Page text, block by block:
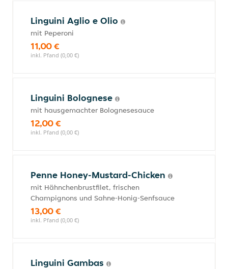
Linguini Aglio e Olio
mit Peperoni
11,00 €
inkl. Pfand (0,00 €)
Linguini Bolognese
mit hausgemachter Bolognesesauce
12,00 €
inkl. Pfand (0,00 €)
Penne Honey-Mustard-Chicken
mit Hähnchenbrustfilet, frischen
Champignons und Sahne-Honig-Senfsauce
13,00 €
inkl. Pfand (0,00 €)
Linguini Gambas